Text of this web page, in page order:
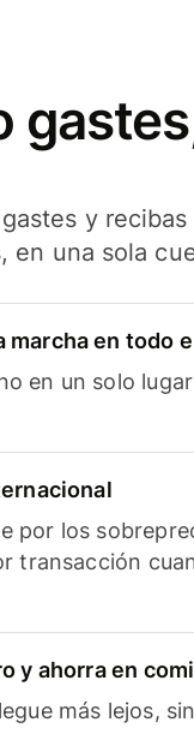
y
en una sola
marcha en todo
en un solo
por los
transacción
y ahorra en
más lejos,